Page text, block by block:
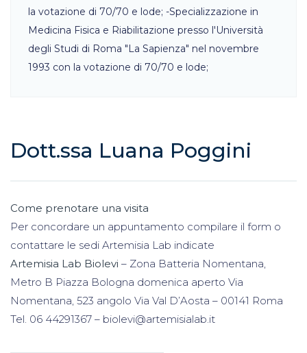
la votazione di 70/70 e lode; -Specializzazione in
Medicina Fisica e Riabilitazione presso l'Università
degli Studi di Roma "La Sapienza" nel novembre
1993 con la votazione di 70/70 e lode;
Dott.ssa Luana Poggini
Come prenotare una visita
Per concordare un appuntamento compilare il form o
contattare le sedi Artemisia Lab indicate
Artemisia Lab Biolevi – Zona Batteria Nomentana,
Metro B Piazza Bologna domenica aperto Via
Nomentana, 523 angolo Via Val D’Aosta – 00141 Roma
Tel. 06 44291367 – biolevi@artemisialab.it